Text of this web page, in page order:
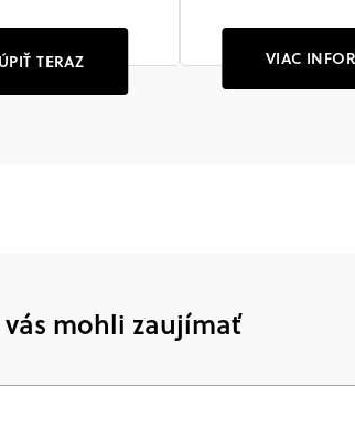
TERAZ VIAC
mohli zaujímať